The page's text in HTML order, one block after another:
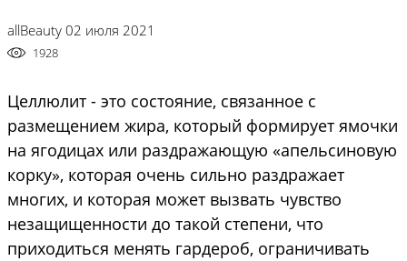
allBeauty 02 июля 2021
1928
Целлюлит - это состояние, связанное с
размещением жира, который формирует ямочки
на ягодицах или раздражающую «апельсиновую
корку», которая очень сильно раздражает
многих, и которая может вызвать чувство
незащищенности до такой степени, что
приходиться менять гардероб, ограничивать